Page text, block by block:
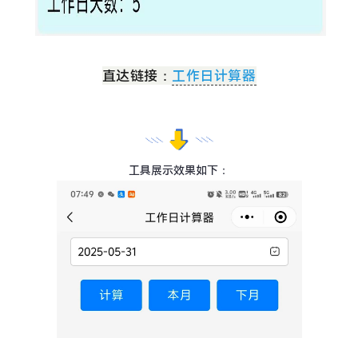
直达链接： 工作日计算器
工具展示效果如下：